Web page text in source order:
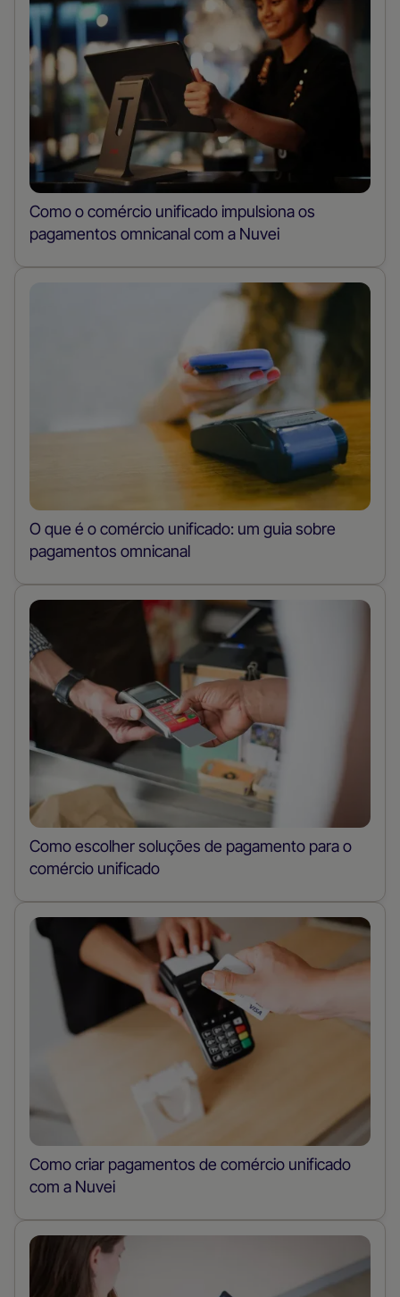
Como o comércio unificado impulsiona os
pagamentos omnicanal com a Nuvei
O que é o comércio unificado: um guia sobre
pagamentos omnicanal
Como escolher soluções de pagamento para o
comércio unificado
Como criar pagamentos de comércio unificado
com a Nuvei